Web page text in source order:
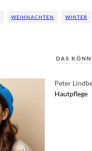
WEIHNACHTEN WINTER
DAS
Peter
Hautpflege